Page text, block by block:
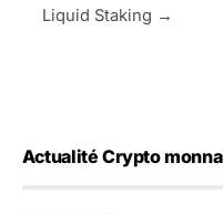
Liquid Staking →
Actualité Crypto